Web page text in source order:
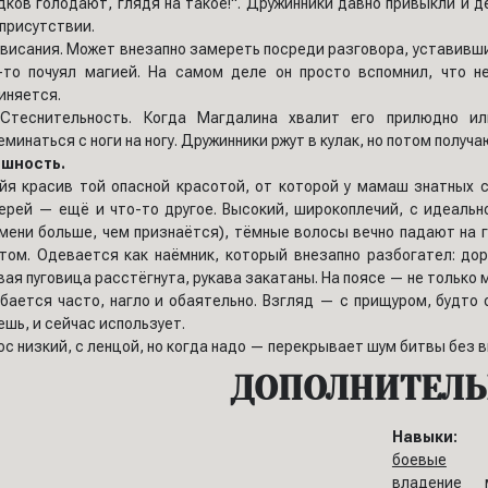
Может внезапно замереть посреди разговора,
то почуял магией. На самом деле он просто вспомнил, что
Когда Магдалина хвалит его прилюдно
с ноги на ногу. Дружинники ржут в кулак, но потом
красив той опасной красотой, от которой у мамаш знатных
— ещё и что-то другое. Высокий, широкоплечий, с
больше, чем признаётся), тёмные волосы вечно падают на
Одевается как наёмник, который внезапно разбогател:
пуговица расстёгнута, рукава закатаны. На поясе — не
часто, нагло и обаятельно. Взгляд — с прищуром,
и сейчас использует.
низкий, с ленцой, но когда надо — перекрывает шум битвы без
Навыки:
боевые